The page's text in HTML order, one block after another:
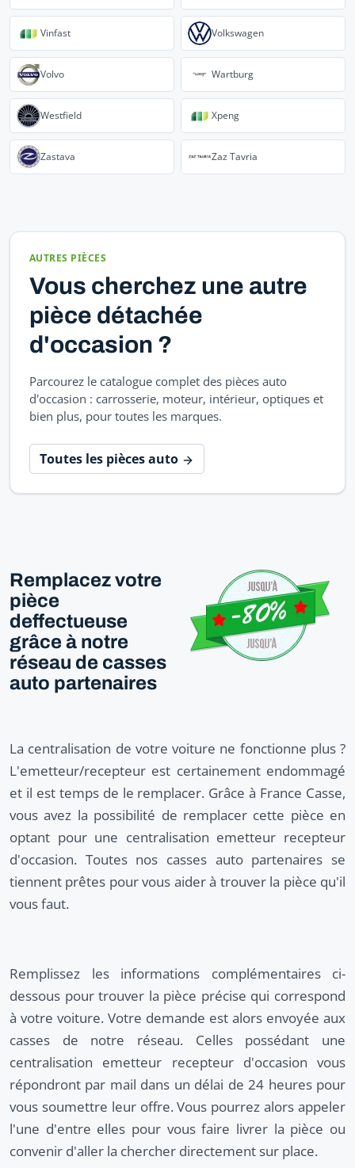
Vinfast Volkswagen
Volvo Wartburg
Westfield Xpeng
Zastava Zaz Tavria
AUTRES PIÈCES
Vous cherchez une autre
pièce détachée
d'occasion ?
Parcourez le catalogue complet des pièces auto
d'occasion : carrosserie, moteur, intérieur, optiques et
bien plus, pour toutes les marques.
Toutes les pièces auto
Remplacez votre
pièce
deffectueuse
grâce à notre
réseau de casses
auto partenaires
La centralisation de votre voiture ne fonctionne plus ?
L'emetteur/recepteur est certainement endommagé
et il est temps de le remplacer. Grâce à France Casse,
vous avez la possibilité de remplacer cette pièce en
optant pour une centralisation emetteur recepteur
d'occasion. Toutes nos casses auto partenaires se
tiennent prêtes pour vous aider à trouver la pièce qu'il
vous faut.
Remplissez les informations complémentaires ci-
dessous pour trouver la pièce précise qui correspond
à votre voiture. Votre demande est alors envoyée aux
casses de notre réseau. Celles possédant une
centralisation emetteur recepteur d'occasion vous
répondront par mail dans un délai de 24 heures pour
vous soumettre leur offre. Vous pourrez alors appeler
l'une d'entre elles pour vous faire livrer la pièce ou
convenir d'aller la chercher directement sur place.